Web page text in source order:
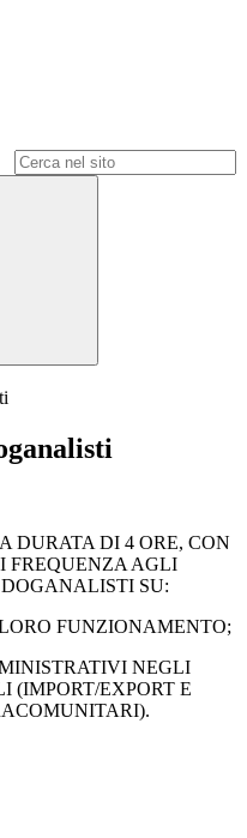
DURATA DI 4 ORE, CON
FREQUENZA AGLI
SU:
FUNZIONAMENTO;
NEGLI
(IMPORT/EXPORT E